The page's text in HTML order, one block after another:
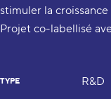
stimuler la
Projet co-labellisé
TYPE R&D